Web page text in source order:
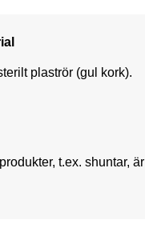
plaströr (gul kork).
t.ex. shuntar, är